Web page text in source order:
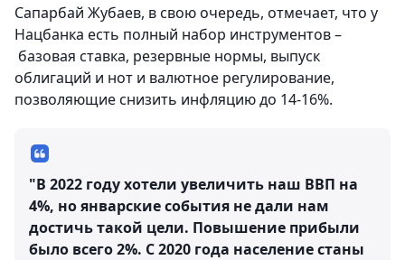
Сапарбай Жубаев, в свою очередь, отмечает, что у
Нацбанка есть полный набор инструментов –
базовая ставка, резервные нормы, выпуск
облигаций и нот и валютное регулирование,
позволяющие снизить инфляцию до 14-16%.
"В 2022 году хотели увеличить наш ВВП на
4%, но январские события не дали нам
достичь такой цели. Повышение прибыли
было всего 2%. С 2020 года население станы